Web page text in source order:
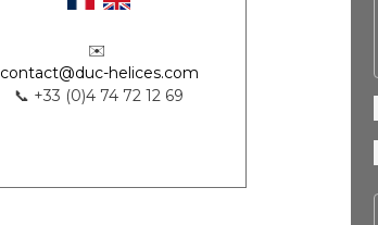
✉️
contact@duc-helices.com
📞 +33 (0)4 74 72 12 69